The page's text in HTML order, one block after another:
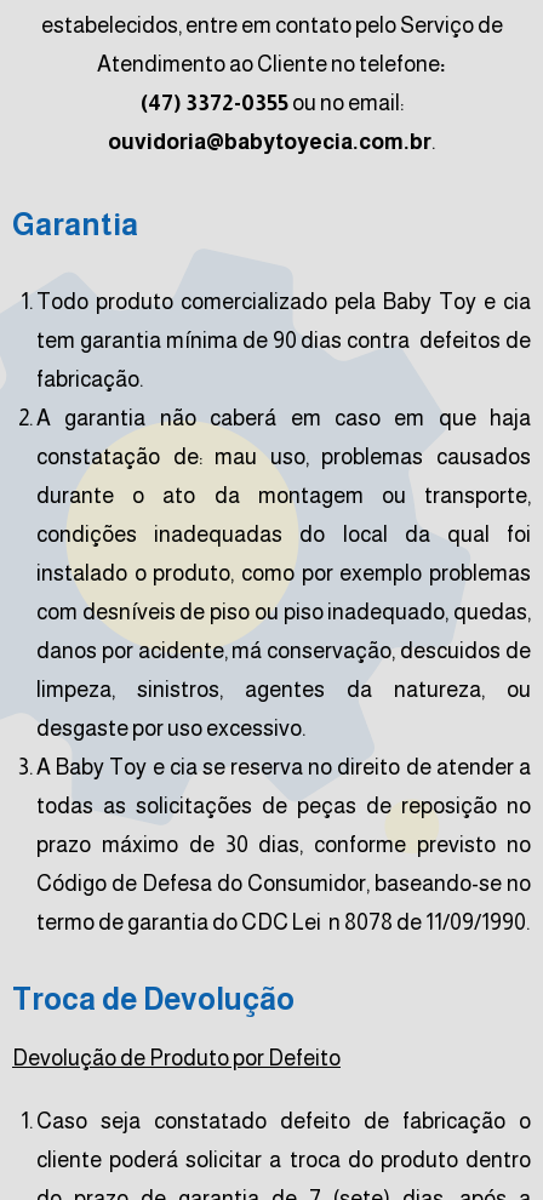
estabelecidos, entre em contato pelo Serviço de
Atendimento ao Cliente no telefone:
(47) 3372-0355 ou no email:
ouvidoria@babytoyecia.com.br.
Garantia
Todo produto comercializado pela Baby Toy e cia
tem garantia mínima de 90 dias contra defeitos de
fabricação.
A garantia não caberá em caso em que haja
constatação de: mau uso, problemas causados
durante o ato da montagem ou transporte,
condições inadequadas do local da qual foi
instalado o produto, como por exemplo problemas
com desníveis de piso ou piso inadequado, quedas,
danos por acidente, má conservação, descuidos de
limpeza, sinistros, agentes da natureza, ou
desgaste por uso excessivo.
A Baby Toy e cia se reserva no direito de atender a
todas as solicitações de peças de reposição no
prazo máximo de 30 dias, conforme previsto no
Código de Defesa do Consumidor, baseando-se no
termo de garantia do CDC Lei n 8078 de 11/09/1990.
Troca de Devolução
Devolução de Produto por Defeito
Caso seja constatado defeito de fabricação o
cliente poderá solicitar a troca do produto dentro